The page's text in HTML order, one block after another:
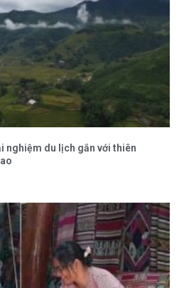
nghiệm du lịch gắn với thiên